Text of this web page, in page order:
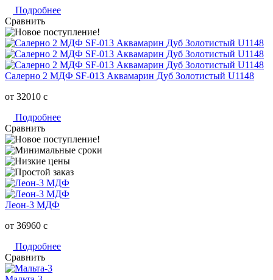
Подробнее
Сравнить
Салерно 2 МДФ SF-013 Аквамарин Дуб Золотистый U1148
от 32010 c
Подробнее
Сравнить
Леон-3 МДФ
от 36960 c
Подробнее
Сравнить